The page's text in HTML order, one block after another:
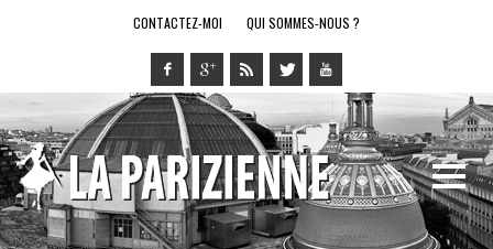
CONTACTEZ-MOI QUI SOMMES-NOUS ?